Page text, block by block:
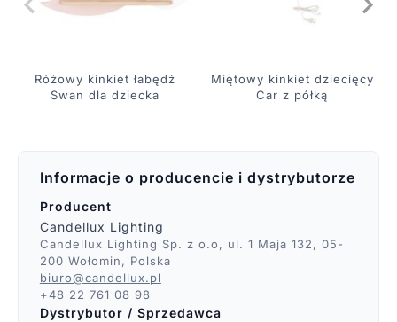
Różowy kinkiet łabędź
Swan dla dziecka
Miętowy kinkiet dziecięcy
Car z półką
Informacje o producencie i dystrybutorze
Producent
Candellux Lighting
Candellux Lighting Sp. z o.o, ul. 1 Maja 132, 05-
200 Wołomin, Polska
biuro@candellux.pl
+48 22 761 08 98
Dystrybutor / Sprzedawca